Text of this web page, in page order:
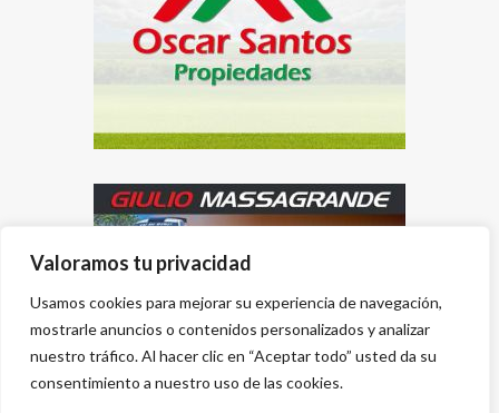
Valoramos tu privacidad
Usamos cookies para mejorar su experiencia de navegación,
mostrarle anuncios o contenidos personalizados y analizar
nuestro tráfico. Al hacer clic en “Aceptar todo” usted da su
consentimiento a nuestro uso de las cookies.